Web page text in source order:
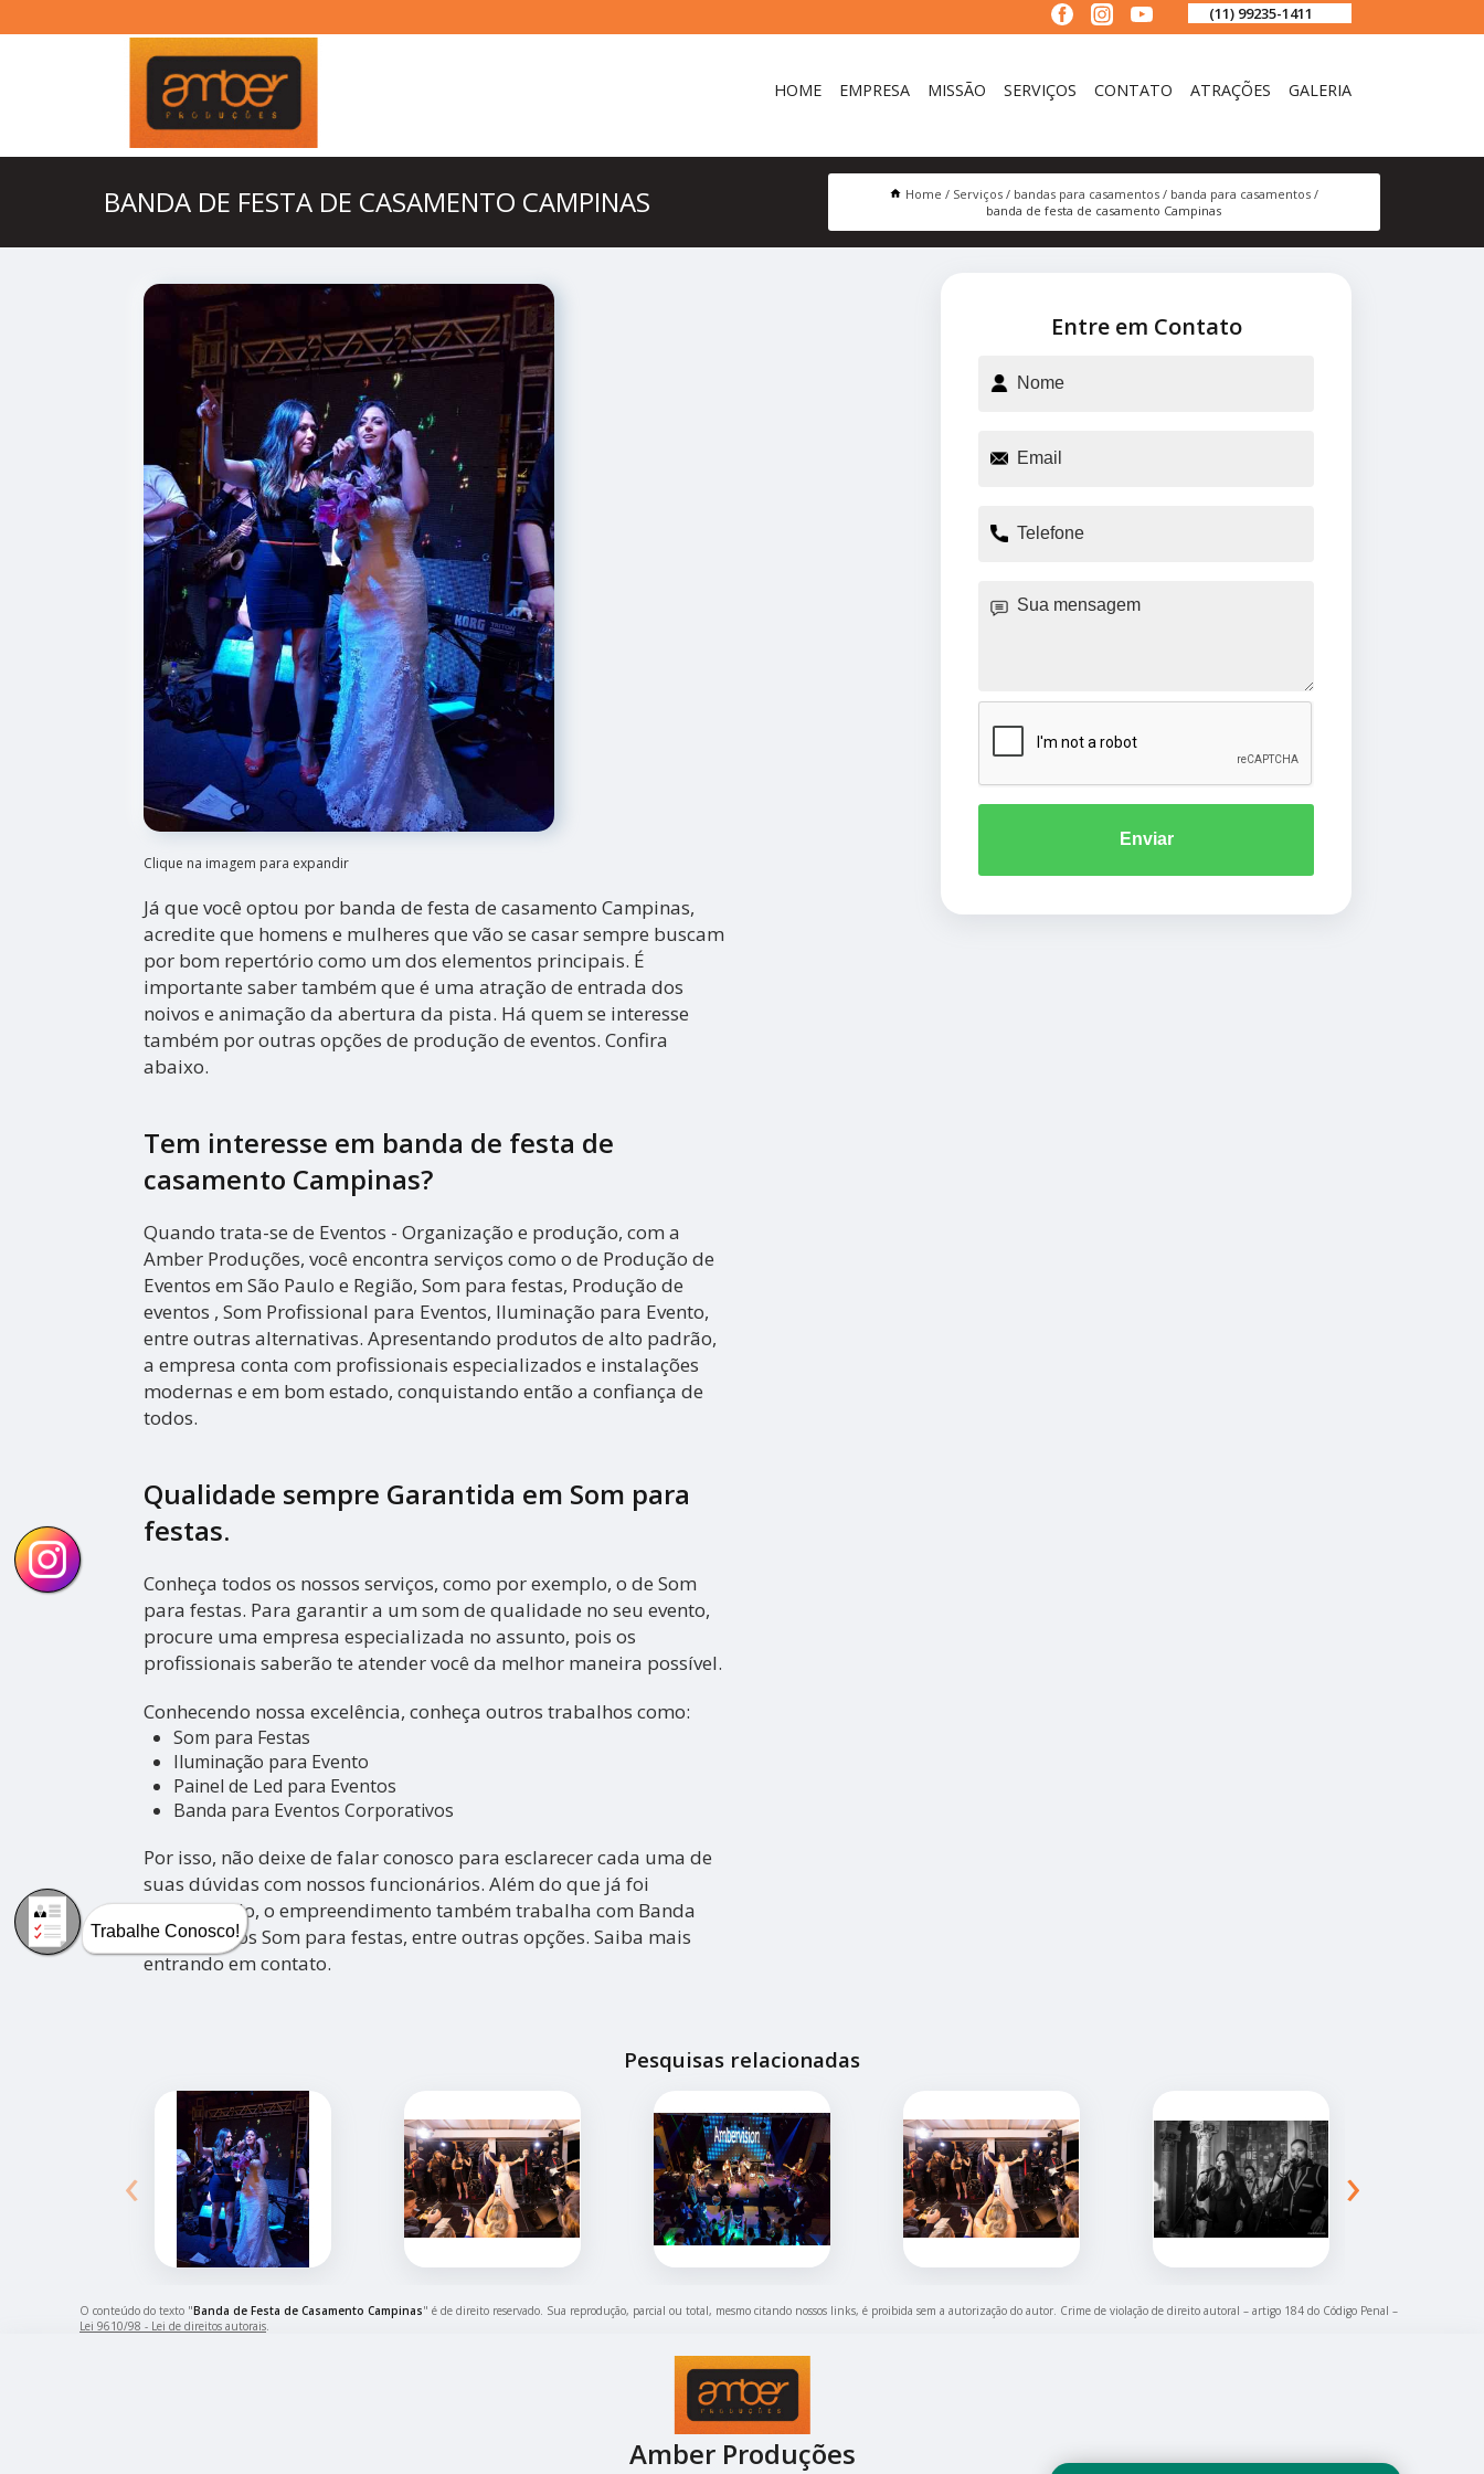
(11) 99235-1411
HOME EMPRESA MISSÃO SERVIÇOS CONTATO ATRAÇÕES GALERIA
BANDA DE FESTA DE CASAMENTO CAMPINAS Home Serviços bandas para casamentos
banda para casamentos
banda de festa de casamento Campinas
Clique na imagem para expandir
Já que você optou por banda de festa de casamento Campinas,
acredite que homens e mulheres que vão se casar sempre buscam
por bom repertório como um dos elementos principais. É
importante saber também que é uma atração de entrada dos
noivos e animação da abertura da pista. Há quem se interesse
também por outras opções de produção de eventos. Confira
abaixo.
Tem interesse em banda de festa de
casamento Campinas?
Quando trata-se de Eventos - Organização e produção, com a
Amber Produções, você encontra serviços como o de Produção de
Eventos em São Paulo e Região, Som para festas, Produção de
eventos , Som Profissional para Eventos, Iluminação para Evento,
entre outras alternativas. Apresentando produtos de alto padrão,
a empresa conta com profissionais especializados e instalações
modernas e em bom estado, conquistando então a confiança de
todos.
Qualidade sempre Garantida em Som para
festas.
Conheça todos os nossos serviços, como por exemplo, o de Som
para festas. Para garantir a um som de qualidade no seu evento,
procure uma empresa especializada no assunto, pois os
profissionais saberão te atender você da melhor maneira possível.
Conhecendo nossa excelência, conheça outros trabalhos como:
Som para Festas
Iluminação para Evento
Painel de Led para Eventos
Banda para Eventos Corporativos
Por isso, não deixe de falar conosco para esclarecer cada uma de
suas dúvidas com nossos funcionários. Além do que já foi
apresentado, o empreendimento também trabalha com Banda
para Eventos Som para festas, entre outras opções. Saiba mais
entrando em contato.
Entre em Contato
Enviar
Pesquisas relacionadas
‹ ›
O conteúdo do texto "Banda de Festa de Casamento Campinas" é de direito reservado. Sua reprodução, parcial ou total, mesmo citando nossos links, é proibida sem a autorização do autor. Crime de violação de direito autoral – artigo 184 do Código Penal –
Lei 9610/98 - Lei de direitos autorais
Amber Produções
Trabalhe Conosco!